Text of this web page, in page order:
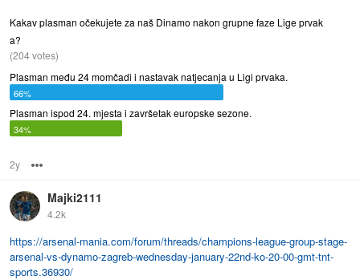
Kakav plasman očekujete za naš Dinamo nakon grupne faze Lige prvak
a?
(204 votes)
Plasman među 24 momčadi i nastavak natjecanja u Ligi prvaka.
66%
Plasman ispod 24. mjesta i završetak europske sezone.
34%
2y
Majki2111
4.2k
https://arsenal-mania.com/forum/threads/champions-league-group-stage-
arsenal-vs-dynamo-zagreb-wednesday-january-22nd-ko-20-00-gmt-tnt-
sports.36930/